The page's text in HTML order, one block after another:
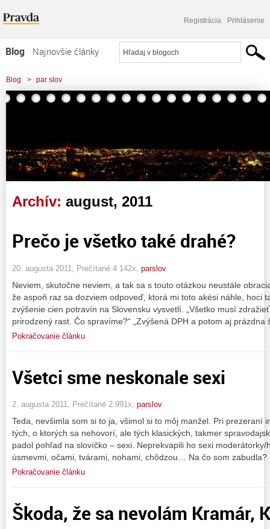
Registrácia Prihlásenie
Blog
Najnovšie články
Najčítanejšie články
Najkomentovanejšie články
Komerčné blogy
Blog > par slov
Archív: august, 2011
Prečo je všetko také drahé?
20. augusta 2011, Prečítané 4 142x, parslov
Neviem, skutočne neviem, a tak sa s touto otázkou neustále
že aspoň raz sa dozviem odpoveď, ktorá mi toto akési náhle, hoci
zvýšenie cien potravín na Slovensku vysvetlí. „Všetko musí
prirodzený rast. Čo spravíme?“ „Zvýšená DPH a potom aj
Pokračovanie článku
Všetci sme neskonale sexi
2. augusta 2011, Prečítané 2 991x, parslov
Teda, nevšimla som si to ja, všimol si to môj manžel. Pri prezeraní
tých, o ktorých sa nehovorí, ale tých klasických, takmer
padol pohľad na slovíčko – sexi. Neprekvapili ho sexi
úsmevmi, očami, tvárami, nohami, chôdzou… Na čo som
Pokračovanie článku
Škoda, že sa nevolám Kramár,